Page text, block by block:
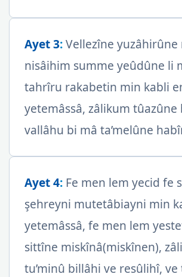
Ayet 3:Vellezîne yuzâhirûne
nisâihim summe yeûdûne li
tahrîru rakabetin min kabli
yetemâssâ, zâlikum tûazûne
vallâhu bi mâ ta’melûne
Ayet 4: Fe men lem yecid fe
şehreyni mutetâbiayni min
yetemâssâ, fe men lem
sittîne miskînâ(miskînen),
tu’minû billâhi ve resûlihî, ve